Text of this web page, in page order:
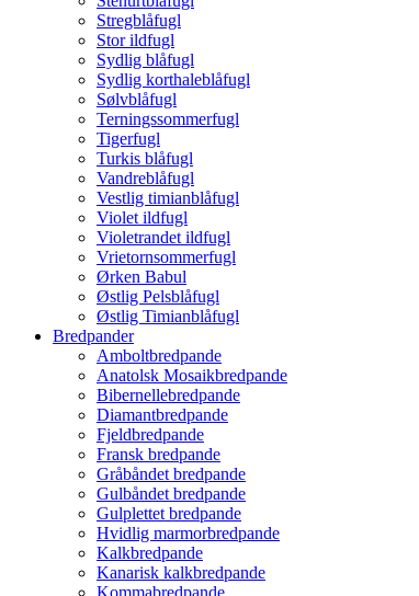
Stregblåfugl
Stor ildfugl
Sydlig blåfugl
Sydlig korthaleblåfugl
Sølvblåfugl
Terningssommerfugl
Tigerfugl
Turkis blåfugl
Vandreblåfugl
Vestlig timianblåfugl
Violet ildfugl
Violetrandet ildfugl
Vrietornsommerfugl
Ørken Babul
Østlig Pelsblåfugl
Østlig Timianblåfugl
Bredpander
Amboltbredpande
Anatolsk Mosaikbredpande
Bibernellebredpande
Diamantbredpande
Fjeldbredpande
Fransk bredpande
Gråbåndet bredpande
Gulbåndet bredpande
Gulplettet bredpande
Hvidlig marmorbredpande
Kalkbredpande
Kanarisk kalkbredpande
Kommabredpande